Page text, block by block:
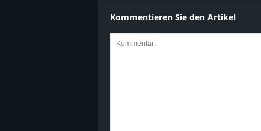
Kommentieren Sie den Artikel